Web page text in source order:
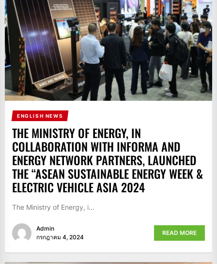
ENGLISH NEWS
THE MINISTRY OF ENERGY, IN
COLLABORATION WITH INFORMA AND
ENERGY NETWORK PARTNERS, LAUNCHED
THE “ASEAN SUSTAINABLE ENERGY WEEK &
ELECTRIC VEHICLE ASIA 2024
The Ministry of Energy, i...
Admin
กรกฎาคม 4, 2024
READ MORE